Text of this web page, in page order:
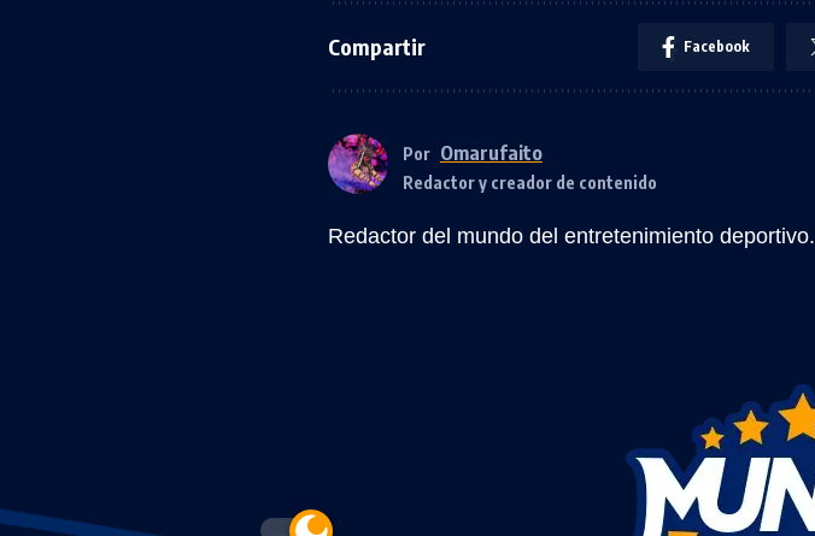
Compartir Facebook
Por Omarufaito
Redactor y creador de contenido
Redactor del mundo del entretenimiento deportivo.